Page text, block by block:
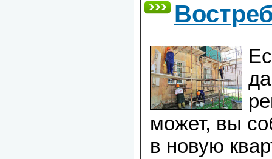
может, вы
в новую